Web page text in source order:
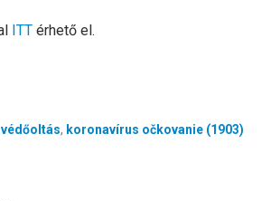
ITT érhető el.
, koronavírus očkovanie (1903)